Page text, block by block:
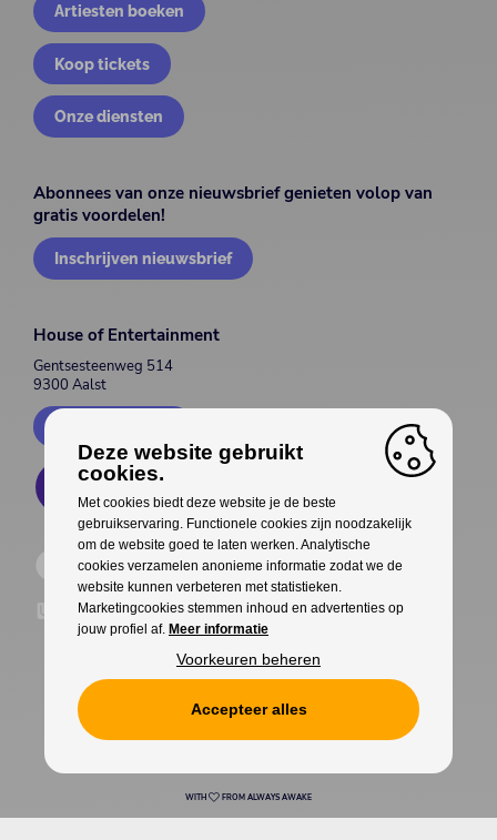
Artiesten boeken
Koop tickets
Onze diensten
Abonnees van onze nieuwsbrief genieten volop van
gratis voordelen!
Inschrijven nieuwsbrief
House of Entertainment
Gentsesteenweg 514
9300 Aalst
Cookies Privacy
WITH FROM ALWAYS AWAKE
Deze website gebruikt
cookies.
Met cookies biedt deze website je de beste
gebruikservaring. Functionele cookies zijn noodzakelijk
om de website goed te laten werken. Analytische
cookies verzamelen anonieme informatie zodat we de
website kunnen verbeteren met statistieken.
Marketingcookies stemmen inhoud en advertenties op
jouw profiel af. Meer informatie
Voorkeuren beheren
Accepteer alles